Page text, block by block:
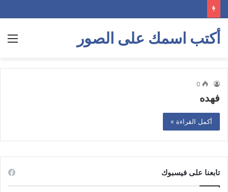
أكتب اسمك على الصور
0
فهده
أكمل القراءة »
تابعنا على فيسبوك